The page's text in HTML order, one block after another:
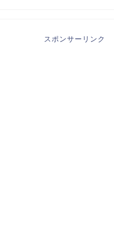
スポンサーリンク